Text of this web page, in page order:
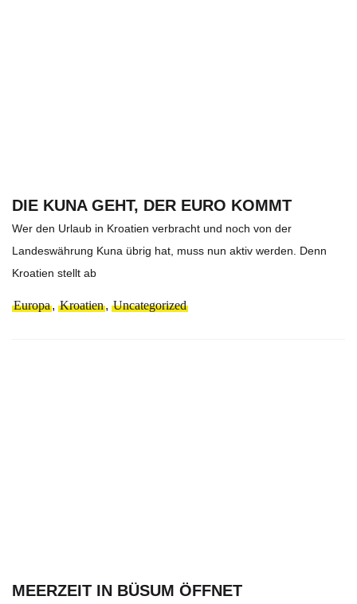
DIE KUNA GEHT, DER EURO KOMMT
Wer den Urlaub in Kroatien verbracht und noch von der
Landeswährung Kuna übrig hat, muss nun aktiv werden. Denn
Kroatien stellt ab
Europa, Kroatien, Uncategorized
MEERZEIT IN BÜSUM ÖFFNET